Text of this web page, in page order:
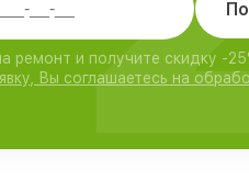
ремонт и получите скидку -
Вы соглашаетесь на